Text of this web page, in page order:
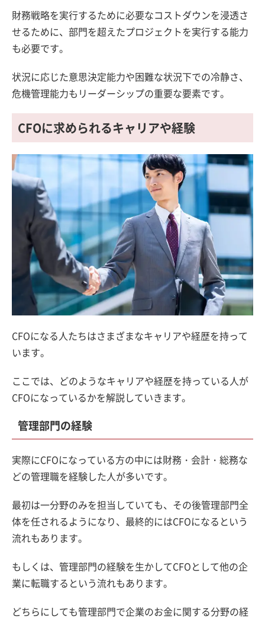
財務戦略を実行するために必要なコストダウンを浸透さ
せるために、部門を超えたプロジェクトを実行する能力
も必要です。
状況に応じた意思決定能力や困難な状況下での冷静さ、
危機管理能力もリーダーシップの重要な要素です。
CFOに求められるキャリアや経験
CFOになる人たちはさまざまなキャリアや経歴を持って
います。
ここでは、どのようなキャリアや経歴を持っている人が
CFOになっているかを解説していきます。
管理部門の経験
実際にCFOになっている方の中には財務・会計・総務な
どの管理職を経験した人が多いです。
最初は一分野のみを担当していても、その後管理部門全
体を任されるようになり、最終的にはCFOになるという
流れもあります。
もしくは、管理部門の経験を生かしてCFOとして他の企
業に転職するという流れもあります。
どちらにしても管理部門で企業のお金に関する分野の経